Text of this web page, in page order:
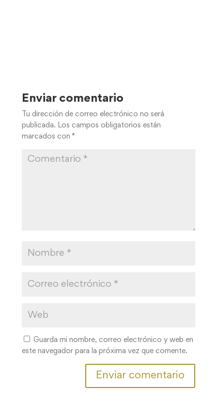
Enviar comentario
Tu dirección de correo electrónico no será
publicada.
Los campos obligatorios están
marcados con *
Guarda mi nombre, correo electrónico y web en
este navegador para la próxima vez que comente.